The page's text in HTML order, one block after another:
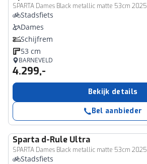
SPARTA Dames Black metallic matte 53cm 2025
Stadsfiets
Dames
Schijfrem
53 cm
BARNEVELD
4.299,-
Bekijk details
Bel aanbieder
Sparta d-Rule Ultra
SPARTA Dames Black metallic matte 53cm 2025
Stadsfiets